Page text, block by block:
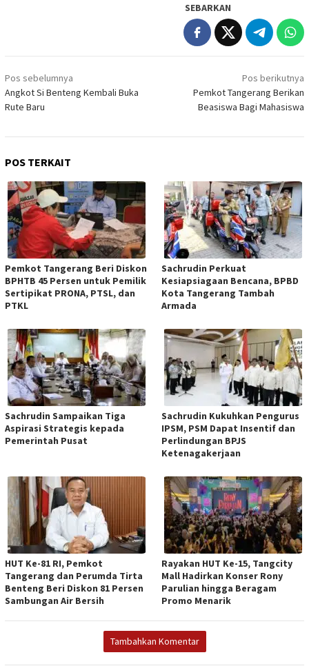
SEBARKAN
Navigasi
pos
Pos sebelumnya
Angkot Si Benteng Kembali Buka
Rute Baru
Pos berikutnya
Pemkot Tangerang Berikan
Beasiswa Bagi Mahasiswa
POS TERKAIT
Pemkot Tangerang Beri Diskon
BPHTB 45 Persen untuk Pemilik
Sertipikat PRONA, PTSL, dan
PTKL
Sachrudin Perkuat
Kesiapsiagaan Bencana, BPBD
Kota Tangerang Tambah
Armada
Sachrudin Sampaikan Tiga
Aspirasi Strategis kepada
Pemerintah Pusat
Sachrudin Kukuhkan Pengurus
IPSM, PSM Dapat Insentif dan
Perlindungan BPJS
Ketenagakerjaan
HUT Ke-81 RI, Pemkot
Tangerang dan Perumda Tirta
Benteng Beri Diskon 81 Persen
Sambungan Air Bersih
Rayakan HUT Ke-15, Tangcity
Mall Hadirkan Konser Rony
Parulian hingga Beragam
Promo Menarik
Tambahkan Komentar